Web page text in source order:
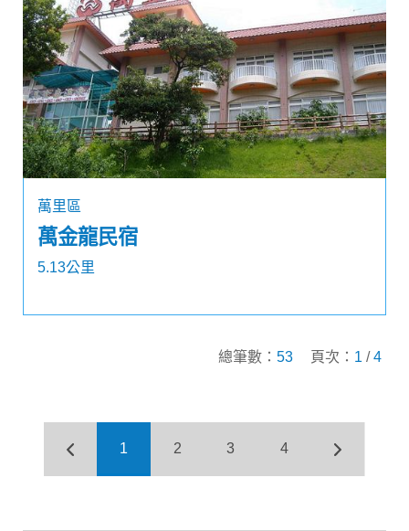
萬里區
萬金龍民宿
5.13公里
總筆數： 53 頁次： 1 /4
1 2 3 4